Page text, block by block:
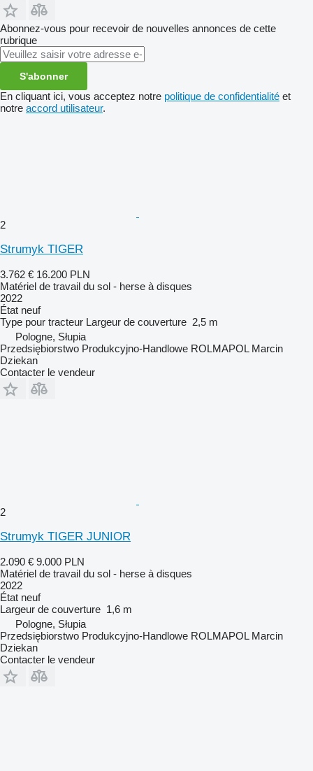
Abonnez-vous pour recevoir de nouvelles annonces de cette
rubrique
S'abonner
En cliquant ici, vous acceptez notre politique de confidentialité et
notre accord utilisateur.
2
Strumyk TIGER
3.762 € 16.200 PLN
Matériel de travail du sol - herse à disques
2022
État neuf
Type pour tracteur Largeur de couverture 2,5 m
Pologne, Słupia
Przedsiębiorstwo Produkcyjno-Handlowe ROLMAPOL Marcin
Dziekan
Contacter le vendeur
2
Strumyk TIGER JUNIOR
2.090 € 9.000 PLN
Matériel de travail du sol - herse à disques
2022
État neuf
Largeur de couverture 1,6 m
Pologne, Słupia
Przedsiębiorstwo Produkcyjno-Handlowe ROLMAPOL Marcin
Dziekan
Contacter le vendeur